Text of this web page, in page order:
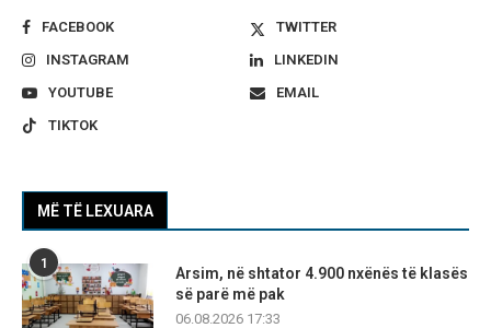
FACEBOOK
TWITTER
INSTAGRAM
LINKEDIN
YOUTUBE
EMAIL
TIKTOK
MË TË LEXUARA
1
Arsim, në shtator 4.900 nxënës të klasës
së parë më pak
06.08.2026 17:33